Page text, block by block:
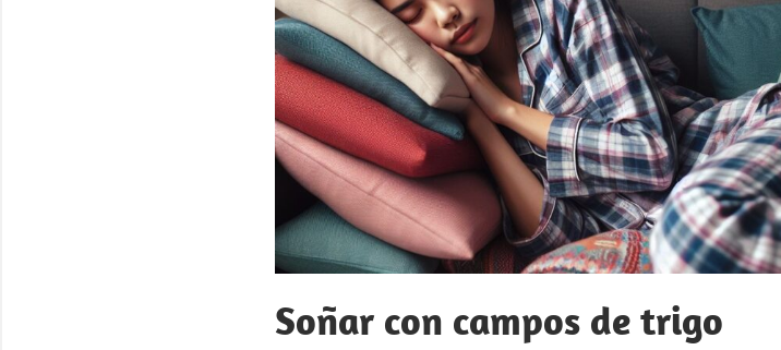
Soñar con campos de trigo